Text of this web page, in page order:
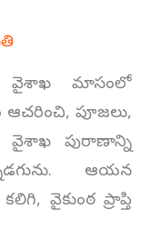
వైశాఖ మాసంలో
పూజలు,
వైశాఖ పురాణాన్ని
ఆయన
వైకుంఠ ప్రాప్తి